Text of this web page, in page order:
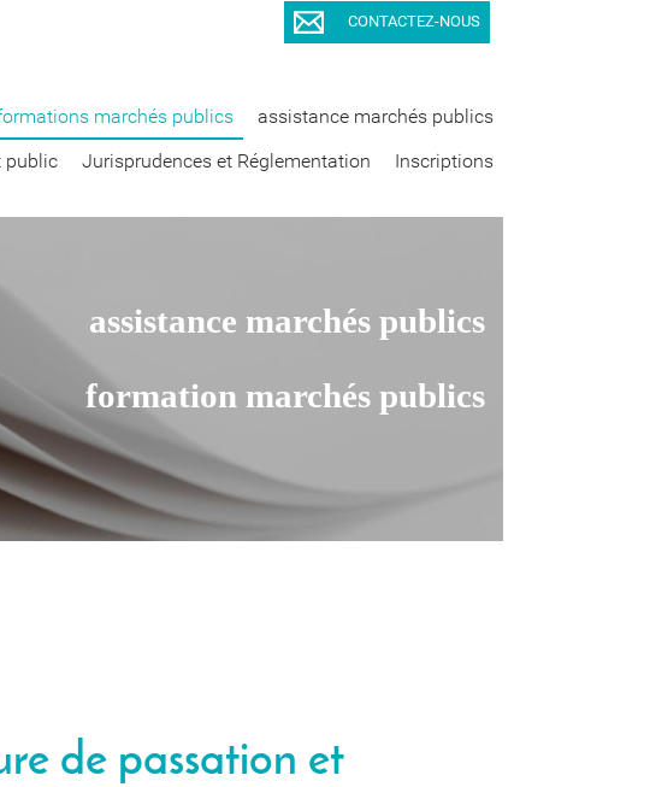
marchés publics
assistance marchés publics
public
Jurisprudences et Réglementation Inscriptions
CONTACTEZ-NOUS
assistance marchés publics
formation marchés publics
de passation et